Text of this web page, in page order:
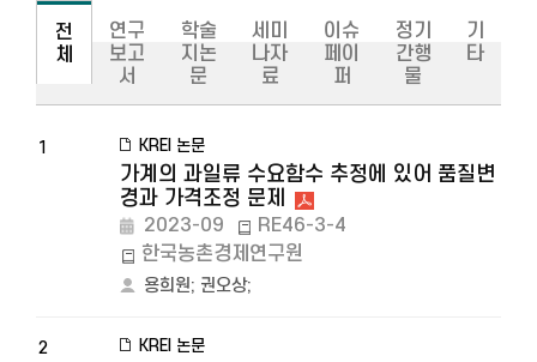
전
체
연구
보고
서
학술
지논
문
세미
나자
료
이슈
페이
퍼
정기
간행
물
기
타
1 KREI 논문
가계의 과일류 수요함수 추정에 있어 품질변
경과 가격조정 문제
2023-09
RE46-3-4
한국농촌경제연구원
용희원; 권오상;
2 KREI 논문